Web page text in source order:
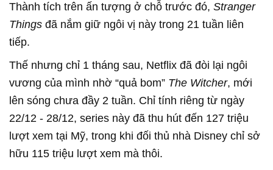
Thành tích trên ấn tượng ở chỗ trước đó, Stranger
Things đã nắm giữ ngôi vị này trong 21 tuần liên
tiếp.
Thế nhưng chỉ 1 tháng sau, Netflix đã đòi lại ngôi
vương của mình nhờ “quả bom” The Witcher, mới
lên sóng chưa đầy 2 tuần. Chỉ tính riêng từ ngày
22/12 - 28/12, series này đã thu hút đến 127 triệu
lượt xem tại Mỹ, trong khi đối thủ nhà Disney chỉ sở
hữu 115 triệu lượt xem mà thôi.